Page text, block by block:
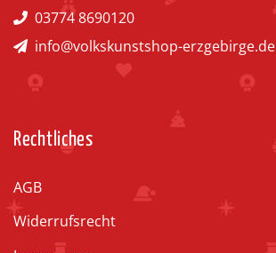
03774 8690120
info@volkskunstshop-erzgebirge.de
Rechtliches
AGB
Widerrufsrecht